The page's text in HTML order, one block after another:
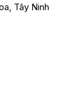
Tây Ninh